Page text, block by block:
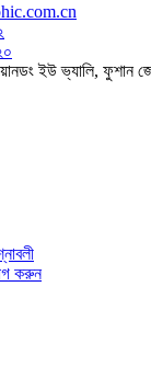
ইউ ভ্যালি, ফুশান
করুন